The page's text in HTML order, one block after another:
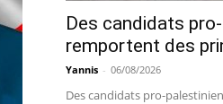
Des candidats
remportent des
Yannis - 06/08/2026
Des candidats pro-